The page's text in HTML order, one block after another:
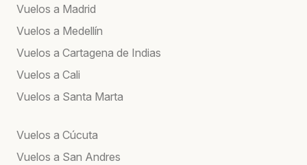
Vuelos a Madrid
Vuelos a Medellín
Vuelos a Cartagena de Indias
Vuelos a Cali
Vuelos a Santa Marta
Vuelos a Cúcuta
Vuelos a San Andres